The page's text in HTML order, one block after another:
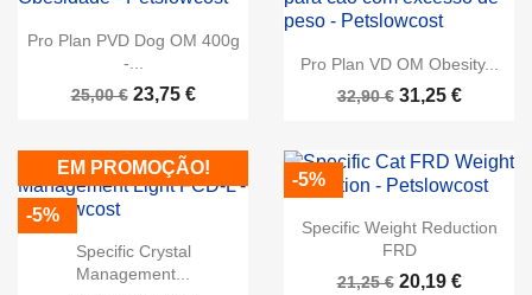
Pro Plan PVD Dog OM 400g
-...
25,00 € 23,75 €
Pro Plan VD OM Obesity...
32,90 € 31,25 €
Specific Crystal
Management...
EM PROMOÇÃO!
-5%
Specific Weight Reduction
FRD
21,25 € 20,19 €
-5%